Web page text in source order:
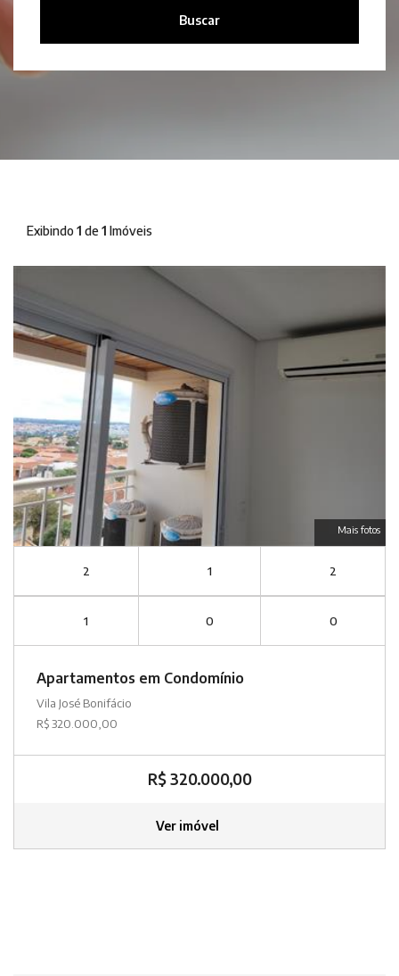
Buscar
Exibindo 1 de1 Imóveis
Mais fotos
2 1 2
1 0 0
Apartamentos em Condomínio
Vila José Bonifácio
R$ 320.000,00
R$ 320.000,00
Ver imóvel